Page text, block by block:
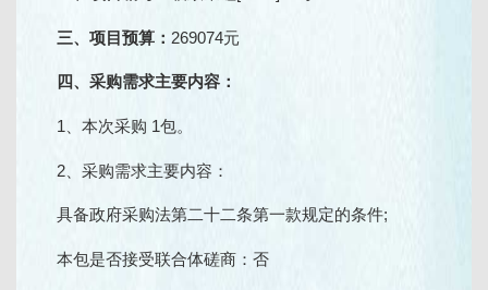
三、项目预算： 269074元
四、采购需求主要内容：
1、本次采购 1包。
2、采购需求主要内容：
具备政府采购法第二十二条第一款规定的条件;
本包是否接受联合体磋商：否